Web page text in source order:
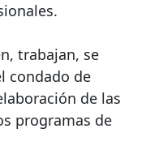
trabajan, se
condado de
de las
programas de